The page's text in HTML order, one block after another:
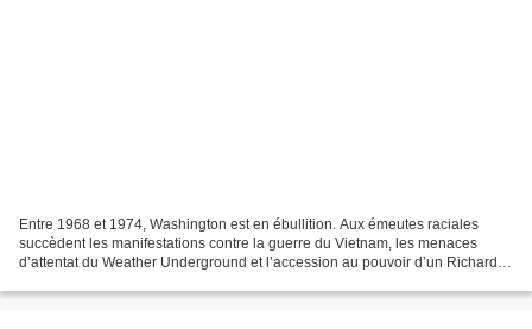
Entre 1968 et 1974, Washington est en ébullition. Aux émeutes raciales
succèdent les manifestations contre la guerre du Vietnam, les menaces
d’attentat du Weather Underground et l’accession au pouvoir d’un Richard